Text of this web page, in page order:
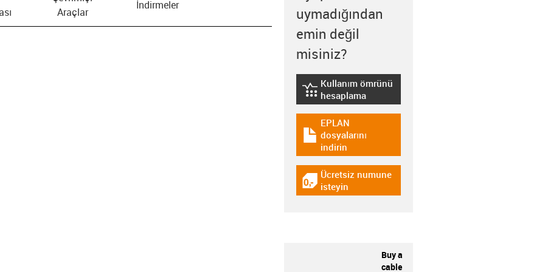
Araçlar
İndirmeler
uymadığından
emin değil
misiniz?
igus-icon-lebensdauerrechner
Kullanım ömrünü
hesaplama
igus-icon-download-plan
EPLAN
dosyalarını
indirin
igus-icon-gratismuster
Ücretsiz numune
isteyin
Buy a
cable